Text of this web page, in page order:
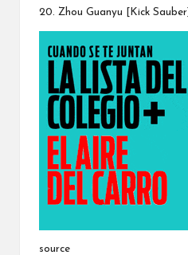
20. Zhou Guanyu [Kick Sauber]
source